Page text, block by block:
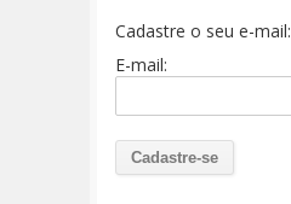
Cadastre o seu e-mail:
E-mail: